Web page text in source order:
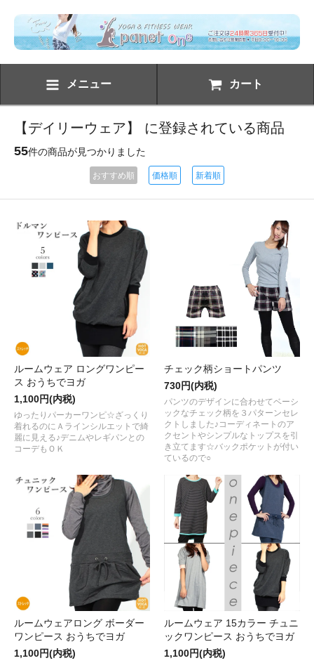
メニュー カート
【デイリーウェア】 に登録されている商品
55件の商品が見つかりました
おすすめ順 価格順 新着順
ルームウェア ロングワンピー
ス おうちでヨガ
1,100円(内税)
ゆったりパーカーワンピ☆ざっくり
着れるのにＡラインシルエットで綺
麗に見える♪デニムやレギパンとの
コーデもＯＫ
チェック柄ショートパンツ
730円(内税)
パンツのデザインに合わせてベーシ
ックなチェック柄を３パターンセレ
クトしました♪コーディネートのア
クセントやシンプルなトップスを引
き立てます☆バックポケットが付い
ているので○
ルームウェアロング ボーダー
ワンピース おうちでヨガ
1,100円(内税)
ルームウェア 15カラー チュニ
ックワンピース おうちでヨガ
1,100円(内税)